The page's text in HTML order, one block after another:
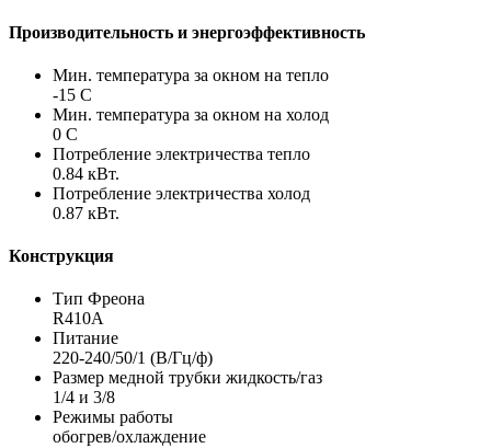
Производительность и энергоэффективность
Мин. температура за окном на тепло
-15 С
Мин. температура за окном на холод
0 С
Потребление электричества тепло
0.84 кВт.
Потребление электричества холод
0.87 кВт.
Конструкция
Тип Фреона
R410A
Питание
220-240/50/1 (В/Гц/ф)
Размер медной трубки жидкость/газ
1/4 и 3/8
Режимы работы
обогрев/охлаждение